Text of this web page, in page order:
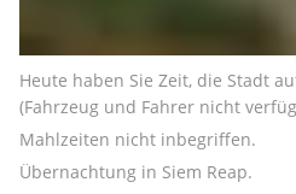
Heute haben Sie Zeit, die Stadt
(Fahrzeug und Fahrer nicht
Mahlzeiten nicht inbegriffen.
Übernachtung in Siem Reap.